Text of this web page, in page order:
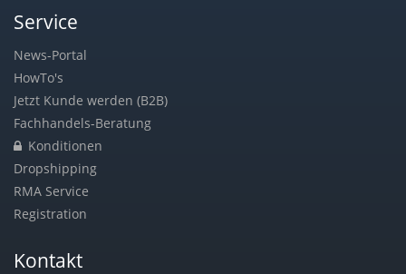
Service
News-Portal
HowTo's
Jetzt Kunde werden (B2B)
Fachhandels-Beratung
Konditionen
Dropshipping
RMA Service
Registration
Kontakt